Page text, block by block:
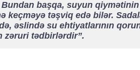
başqa, suyun qiymətinin
keçməyə təşviq edə bilər.
əslində su ehtiyatlarının
zəruri tədbirlərdir”.